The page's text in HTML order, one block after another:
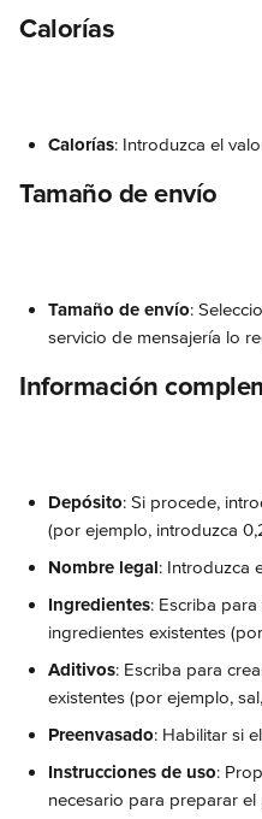
Calorías
Calorías: Introduzca el
Tamaño de envío
Tamaño de envío:
servicio de mensajería lo
Información
Depósito: Si procede,
(por ejemplo, introduzca
Nombre legal: Introduzca
Ingredientes: Escriba
ingredientes existentes
Aditivos: Escriba para
existentes (por ejemplo,
Preenvasado: Habilitar si
Instrucciones de uso:
necesario para preparar